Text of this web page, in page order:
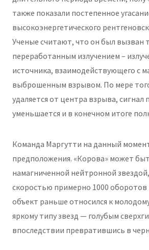
также показали постепенное
высокоэнергетического
Ученые считают, что он был вызван
переработанным излучением –
источника, взаимодействующего с
выброшенным взрывом. По мере
удаляется от центра взрыва, сигнал
уменьшается и в конечном итоге
Команда Маргутти на данный
предположения. «Корова» может
намагниченной нейтронной
скоростью примерно 1000 оборотов
объект раньше относился к
яркому типу звезд — голубым
впоследствии превратившись в